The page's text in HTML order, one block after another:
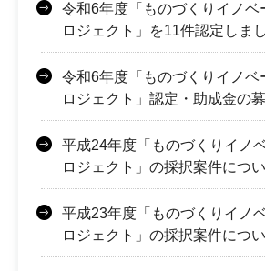
令和6年度「ものづくりイノベ
ロジェクト」を11件認定しま
令和6年度「ものづくりイノベ
ロジェクト」認定・助成金の
平成24年度「ものづくりイノ
ロジェクト」の採択案件につ
平成23年度「ものづくりイノ
ロジェクト」の採択案件につ